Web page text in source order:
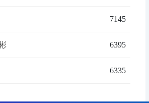
7145
6395
6335